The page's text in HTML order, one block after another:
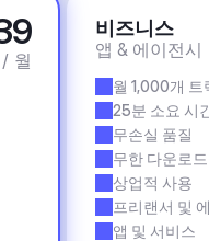
/ 월
비즈니스
앱 & 에이전시
월 1,000개 트
25분 소요 시
무손실 품질
무한 다운로드
상업적 사용
프리랜서 및
앱 및 서비스